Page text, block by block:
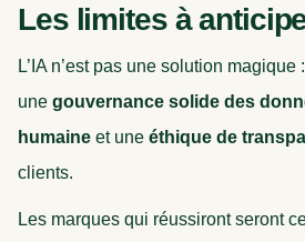
Les limites à
L’IA n’est pas une solution
une gouvernance solide des
humaine et une éthique de
clients.
Les marques qui réussiront seront